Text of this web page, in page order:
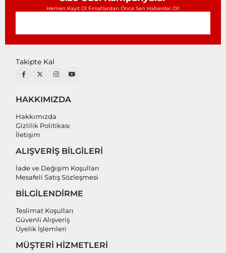
Hemen Kayıt Ol Fırsatlardan Önce Sen Haberdar Ol!
Takipte Kal
HAKKIMIZDA
Hakkımızda
Gizlilik Politikası
İletişim
ALIŞVERİŞ BİLGİLERİ
İade ve Değişim Koşulları
Mesafeli Satış Sözleşmesi
BİLGİLENDİRME
Teslimat Koşulları
Güvenli Alışveriş
Üyelik İşlemleri
MÜŞTERİ HİZMETLERİ